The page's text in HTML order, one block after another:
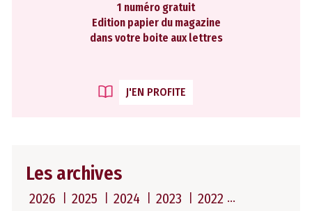
1 numéro gratuit
Edition papier du magazine
dans votre boite aux lettres
J'EN PROFITE
Les archives
2026 2025 2024 2023 2022